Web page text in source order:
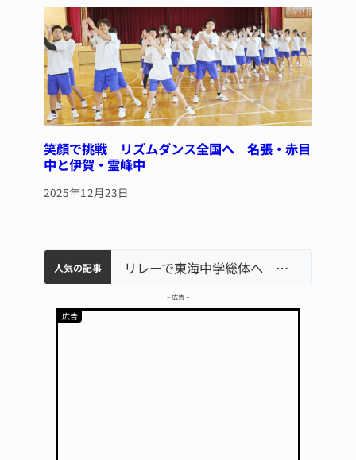
笑顔で挑戦 リズムダンス全国へ 名張・赤目
中と伊賀・霊峰中
2025年12月23日
人気の記事
中学校の陶壁モニュメント 地元建設会社がボランティアで清掃 伊賀名張市立病院のDMAT、熊本地震の被災地へ 能登以来3回目の派遣
【インターハイ⑨】ソフトテニス ミス減らし上位狙う 近大高専 リレーで東海中学総体へ 伊賀・名張
– 広告 –